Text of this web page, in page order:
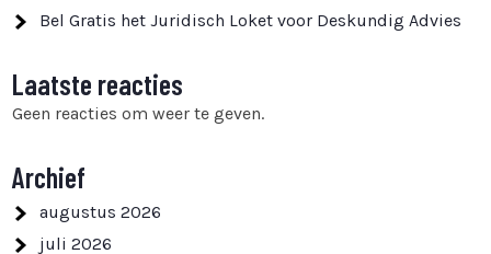
Bel Gratis het Juridisch Loket voor Deskundig Advies
Laatste reacties
Geen reacties om weer te geven.
Archief
augustus 2026
juli 2026